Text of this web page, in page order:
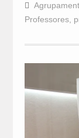
Professores,